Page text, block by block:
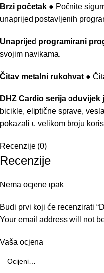
Brzi početak ● Počnite
unaprijed postavljenih
Unaprijed programirani
svojim navikama.
Čitav metalni rukohvat ●
DHZ Cardio serija
bicikle, eliptične sprave,
pokazali u velikom broju
Recenzije (0)
Recenzije
Nema ocjene ipak
Budi prvi koji će recenzirati
Your email address will not
Vaša ocjena